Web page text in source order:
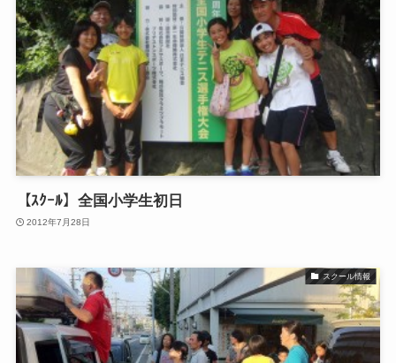
【ｽｸｰﾙ】全国小学生初日
2012年7月28日
スクール情報